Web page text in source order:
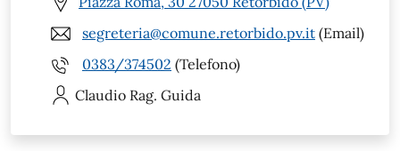
segreteria@comune.retorbido.pv.it (Email)
0383/374502 (Telefono)
Claudio Rag. Guida